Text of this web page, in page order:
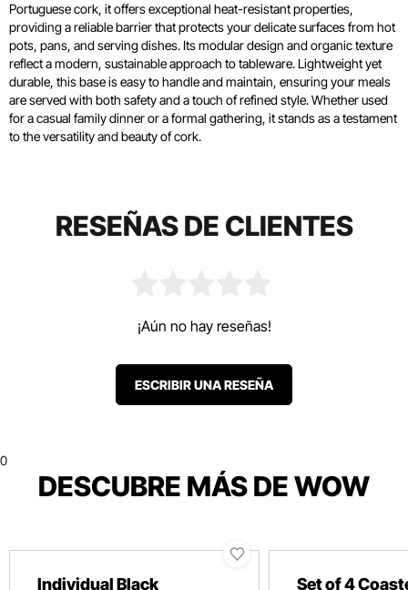
Portuguese cork, it offers exceptional heat-resistant properties,
providing a reliable barrier that protects your delicate surfaces from hot
pots, pans, and serving dishes. Its modular design and organic texture
reflect a modern, sustainable approach to tableware. Lightweight yet
durable, this base is easy to handle and maintain, ensuring your meals
are served with both safety and a touch of refined style. Whether used
for a casual family dinner or a formal gathering, it stands as a testament
to the versatility and beauty of cork.
RESEÑAS DE CLIENTES
¡Aún no hay reseñas!
ESCRIBIR UNA RESEÑA
0
DESCUBRE MÁS DE WOW
Individual Black
Set of 4